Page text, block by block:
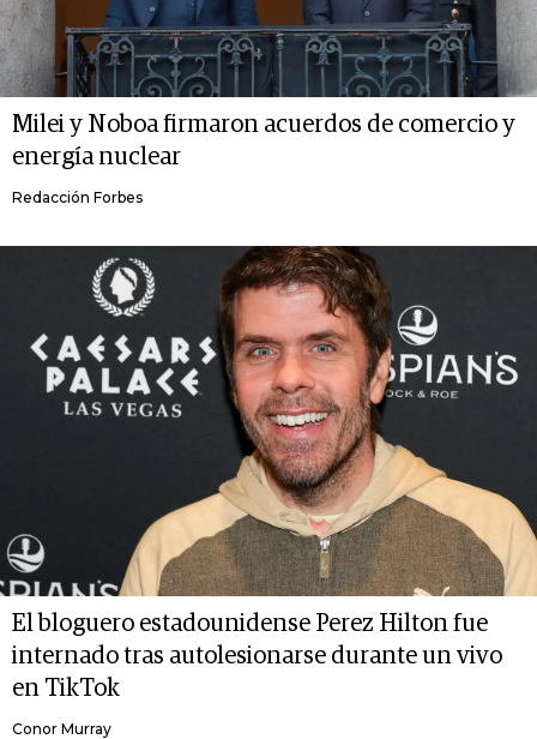
Milei y Noboa firmaron acuerdos de comercio y
energía nuclear
Redacción Forbes
El bloguero estadounidense Perez Hilton fue
internado tras autolesionarse durante un vivo
en TikTok
Conor Murray